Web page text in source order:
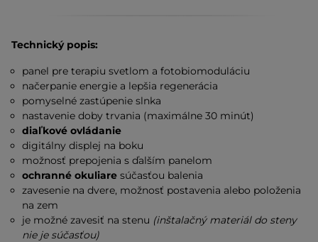
Technický popis:
panel pre terapiu svetlom a fotobiomoduláciu
načerpanie energie a lepšia regenerácia
pomyselné zastúpenie slnka
nastavenie doby trvania (maximálne 30 minút)
diaľkové ovládanie
digitálny displej na boku
možnosť prepojenia s ďalším panelom
ochranné okuliare súčasťou balenia
zavesenie na dvere, možnosť postavenia alebo položenia
na zem
je možné zavesiť na stenu (inštalačný materiál do steny
nie je súčasťou)